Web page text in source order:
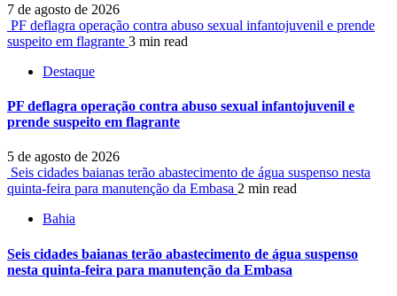
7 de agosto de 2026
PF deflagra operação contra abuso sexual infantojuvenil e prende
suspeito em flagrante 3 min read
Destaque
PF deflagra operação contra abuso sexual infantojuvenil e
prende suspeito em flagrante
5 de agosto de 2026
Seis cidades baianas terão abastecimento de água suspenso nesta
quinta-feira para manutenção da Embasa 2 min read
Bahia
Seis cidades baianas terão abastecimento de água suspenso
nesta quinta-feira para manutenção da Embasa